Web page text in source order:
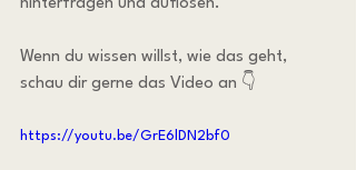
hinterfragen und auflösen.
Wenn du wissen willst, wie das geht,
schau dir gerne das Video an 👇
https://youtu.be/GrE6lDN2bf0